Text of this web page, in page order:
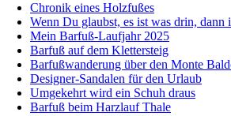
Chronik eines Holzfußes
Wenn Du glaubst, es ist was drin, dann
Mein Barfuß-Laufjahr 2025
Barfuß auf dem Klettersteig
Barfußwanderung über den Monte
Designer-Sandalen für den Urlaub
Umgekehrt wird ein Schuh draus
Barfuß beim Harzlauf Thale